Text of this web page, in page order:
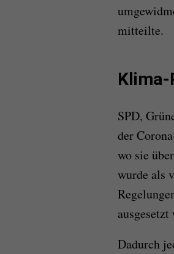
mitteilte.
SPD,
der
wo sie
wurde als
ausgesetzt
Dadurch